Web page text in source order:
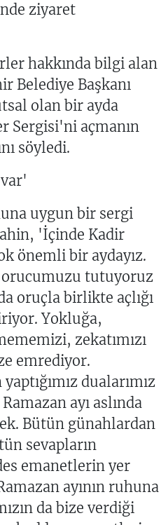
ziyaret
hakkında bilgi alan
Belediye Başkanı
olan bir ayda
Sergisi'ni açmanın
söyledi.
uygun bir sergi
'İçinde Kadir
önemli bir aydayız.
tutuyoruz
oruçla birlikte açlığı
Yokluğa,
zekatımızı
emrediyor.
dualarımız
ayı aslında
Bütün günahlardan
sevapların
emanetlerin yer
ayının ruhuna
da bize verdiği